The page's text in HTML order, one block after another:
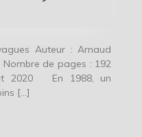
Auteur : Arnaud
Nombre de pages : 192
2020 En 1988, un
[…]